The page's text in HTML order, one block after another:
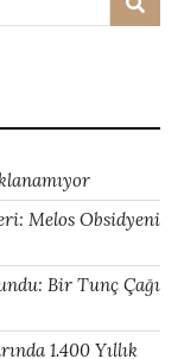
Melos Obsidyeni
Bir Tunç Çağı
1.400 Yıllık